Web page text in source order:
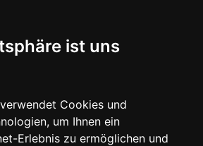
ist uns
Cookies und
um Ihnen ein
Erlebnis zu ermöglichen und